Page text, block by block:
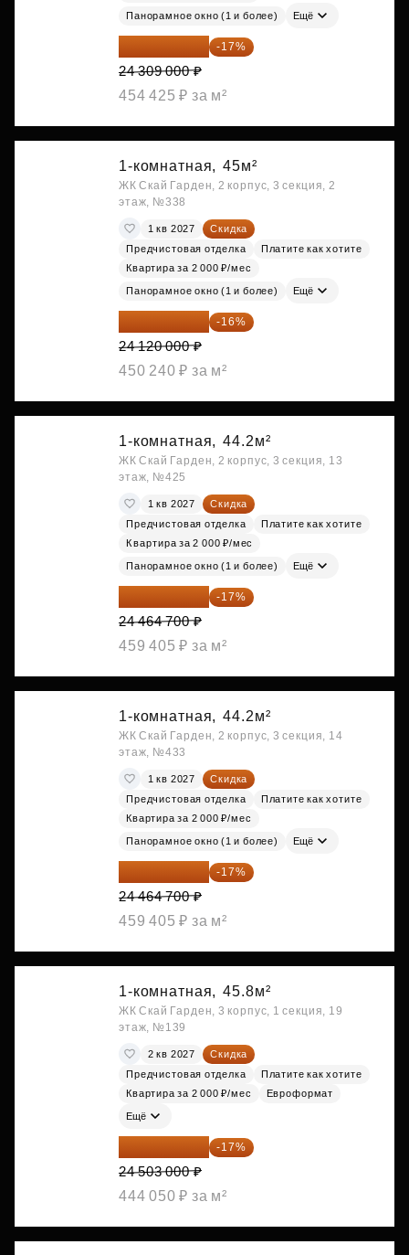
Панорамное окно (1 и более) Ещё
20 176 470 ₽ -17%
24 309 000 ₽
454 425 ₽ за м²
1-комнатная, 45м²
ЖК Скай Гарден, 2 корпус, 3 секция, 2
этаж, №338
1 кв 2027
Скидка
Предчистовая отделка
Платите как хотите
Квартира за 2 000 ₽/мес
Панорамное окно (1 и более) Ещё
20 260 800 ₽ -16%
24 120 000 ₽
450 240 ₽ за м²
1-комнатная, 44.2м²
ЖК Скай Гарден, 2 корпус, 3 секция, 13
этаж, №425
1 кв 2027
Скидка
Предчистовая отделка
Платите как хотите
Квартира за 2 000 ₽/мес
Панорамное окно (1 и более) Ещё
20 305 701 ₽ -17%
24 464 700 ₽
459 405 ₽ за м²
1-комнатная, 44.2м²
ЖК Скай Гарден, 2 корпус, 3 секция, 14
этаж, №433
1 кв 2027
Скидка
Предчистовая отделка
Платите как хотите
Квартира за 2 000 ₽/мес
Панорамное окно (1 и более) Ещё
20 305 701 ₽ -17%
24 464 700 ₽
459 405 ₽ за м²
1-комнатная, 45.8м²
ЖК Скай Гарден, 3 корпус, 1 секция, 19
этаж, №139
2 кв 2027
Скидка
Предчистовая отделка
Платите как хотите
Квартира за 2 000 ₽/мес
Евроформат
Ещё
20 337 490 ₽ -17%
24 503 000 ₽
444 050 ₽ за м²